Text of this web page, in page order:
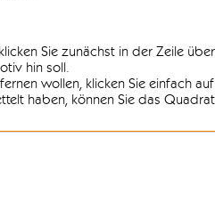
Sie zunächst in der Zeile
hin soll.
wollen, klicken Sie einfach
haben, können Sie das